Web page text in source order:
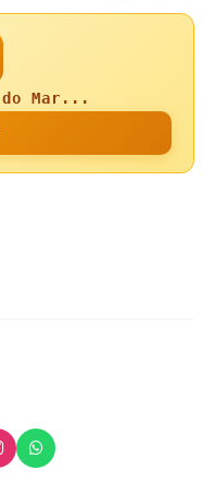
do Mar...